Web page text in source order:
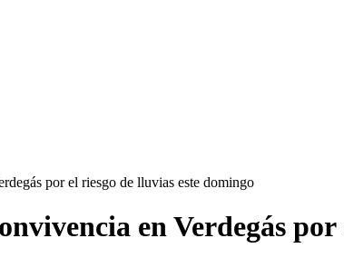
por el riesgo de lluvias este domingo
en Verdegás por